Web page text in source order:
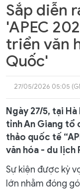
Sắp diễn
'APEC
triển văn
Quốc'
27/05/2026 05:05
Ngày 27/5, tại
tỉnh An Giang tổ
thảo quốc tế
văn hóa - du lịch
Sự kiện được kỳ
lớn nhằm đóng